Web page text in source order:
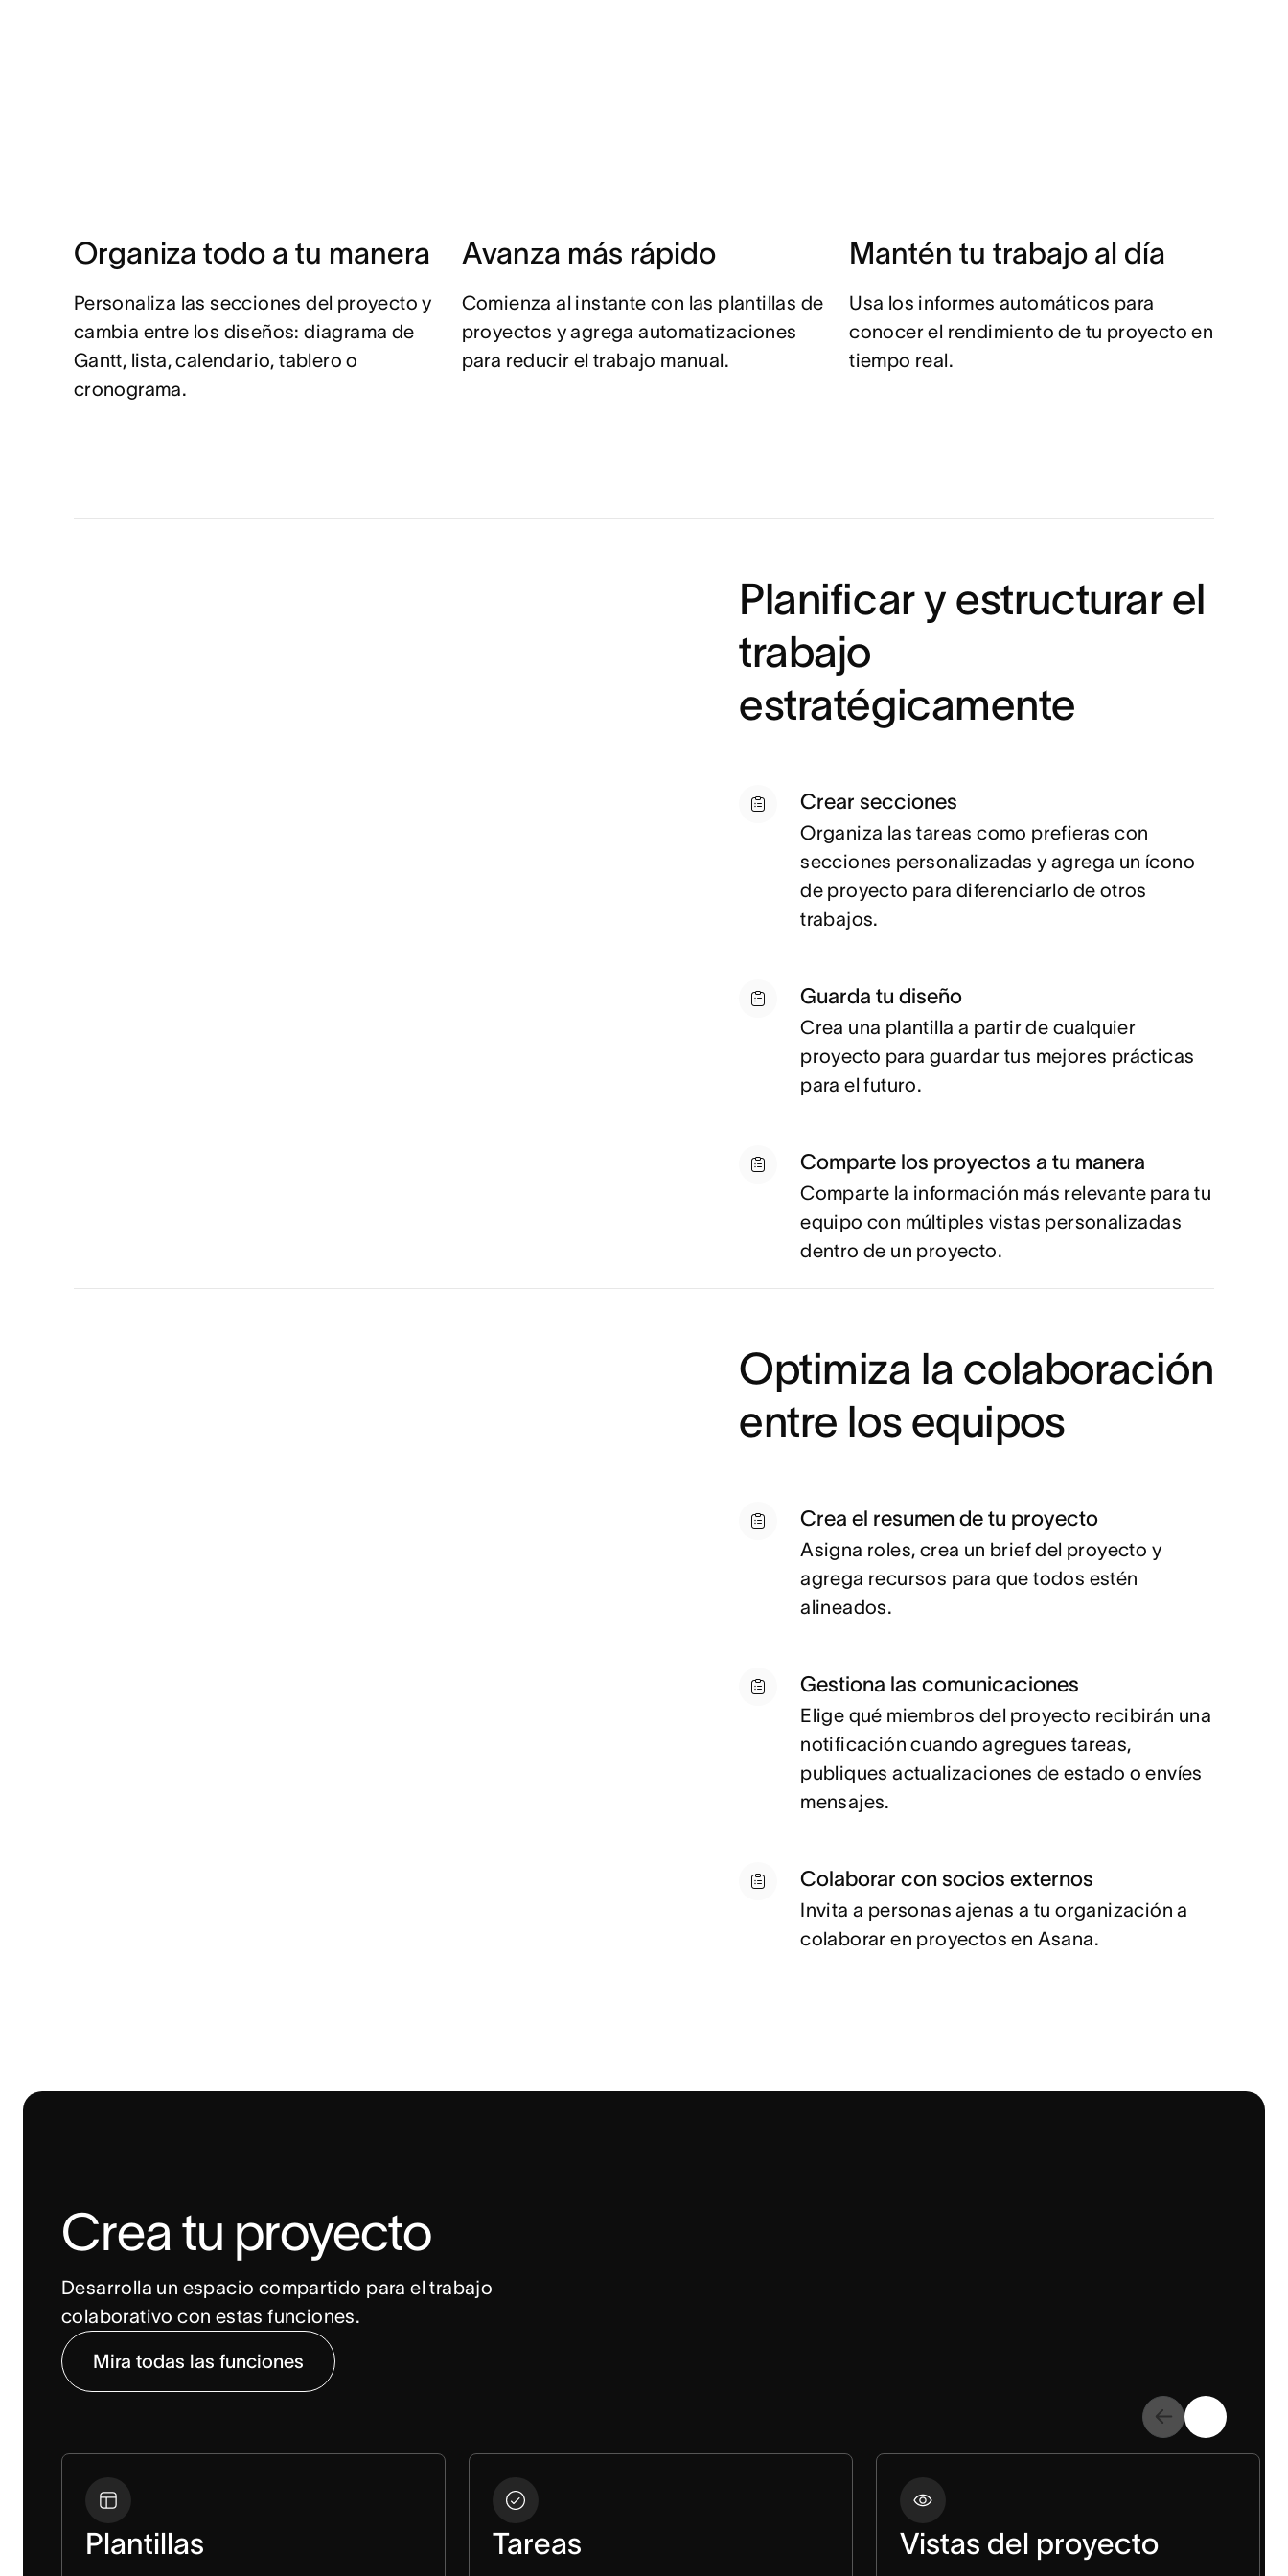
Organiza todo a tu manera
Personaliza las secciones del proyecto y
cambia entre los diseños: diagrama de
Gantt, lista, calendario, tablero o
cronograma.
Avanza más rápido
Comienza al instante con las plantillas de
proyectos y agrega automatizaciones
para reducir el trabajo manual.
Mantén tu trabajo al día
Usa los informes automáticos para
conocer el rendimiento de tu proyecto en
tiempo real.
Planificar y estructurar el
trabajo
estratégicamente
Crear secciones
Organiza las tareas como prefieras con
secciones personalizadas y agrega un ícono
de proyecto para diferenciarlo de otros
trabajos.
Guarda tu diseño
Crea una plantilla a partir de cualquier
proyecto para guardar tus mejores prácticas
para el futuro.
Comparte los proyectos a tu manera
Comparte la información más relevante para tu
equipo con múltiples vistas personalizadas
dentro de un proyecto.
Optimiza la colaboración
entre los equipos
Crea el resumen de tu proyecto
Asigna roles, crea un brief del proyecto y
agrega recursos para que todos estén
alineados.
Gestiona las comunicaciones
Elige qué miembros del proyecto recibirán una
notificación cuando agregues tareas,
publiques actualizaciones de estado o envíes
mensajes.
Colaborar con socios externos
Invita a personas ajenas a tu organización a
colaborar en proyectos en Asana.
Crea tu proyecto
Desarrolla un espacio compartido para el trabajo
colaborativo con estas funciones.
Mira todas las funciones
Plantillas Tareas Vistas del proyecto